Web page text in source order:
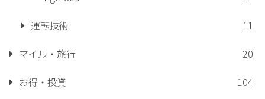
運転技術
11
マイル・旅行
20
お得・投資
104